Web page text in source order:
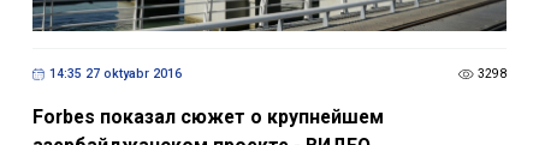
14:35 27 oktyabr 2016 3298
Forbes показал сюжет о крупнейшем